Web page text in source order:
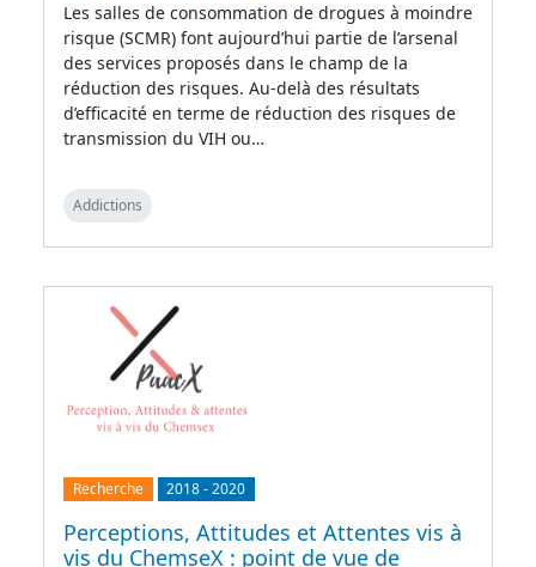
Les salles de consommation de drogues à moindre
risque (SCMR) font aujourd’hui partie de l’arsenal
des services proposés dans le champ de la
réduction des risques. Au-delà des résultats
d’efficacité en terme de réduction des risques de
transmission du VIH ou…
Addictions
Recherche 2018-2020
Perceptions, Attitudes et Attentes vis à
vis du ChemseX : point de vue de